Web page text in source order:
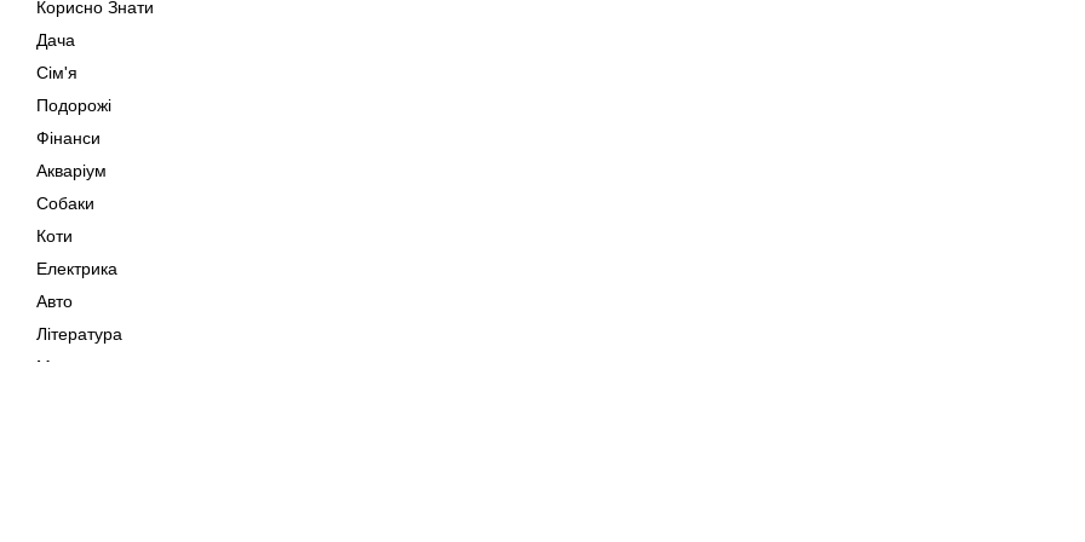
Корисно Знати
Дача
Сім'я
Подорожі
Фінанси
Акваріум
Собаки
Коти
Електрика
Авто
Література
Музика